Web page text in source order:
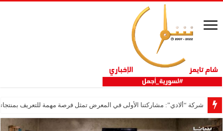
شركة “ألادي”: مشاركتنا الأولى في المعرض تمثل فرصة مهمة للتعريف